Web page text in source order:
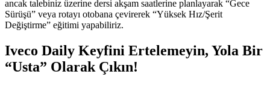
ancak talebiniz üzerine dersi akşam saatlerine planlayarak “Gece
Sürüşü” veya rotayı otobana çevirerek “Yüksek Hız/Şerit
Değiştirme” eğitimi yapabiliriz.
Iveco Daily Keyfini Ertelemeyin, Yola Bir
“Usta” Olarak Çıkın!